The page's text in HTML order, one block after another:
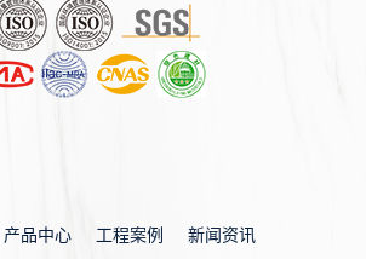
产品中心 工程案例 新闻资讯